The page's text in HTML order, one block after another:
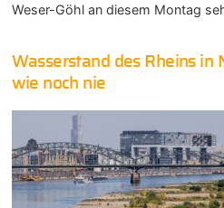
Weser-Göhl an diesem Montag
Wasserstand des Rheins in
wie noch nie